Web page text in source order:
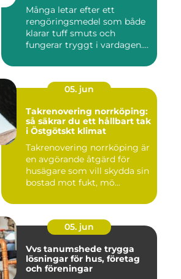
Många letar efter ett
rengöringsmedel som både
klarar tuff smuts och
fungerar tryggt i vardagen.
05. jun
Takrenovering norrköping:
så säkrar du ett hållbart tak
i Östgötskt klimat
Takrenovering norrköping är
en avgörande åtgärd för
husägare som vill skydda sin
bostad mot fukt, mö...
05. jun
Vvs tanumshede trygga
lösningar för hus, företag
och föreningar